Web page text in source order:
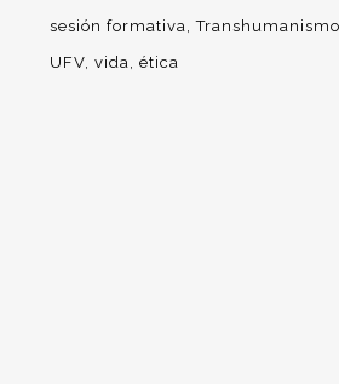
sesión formativa Transhumanismo
UFV vida ética